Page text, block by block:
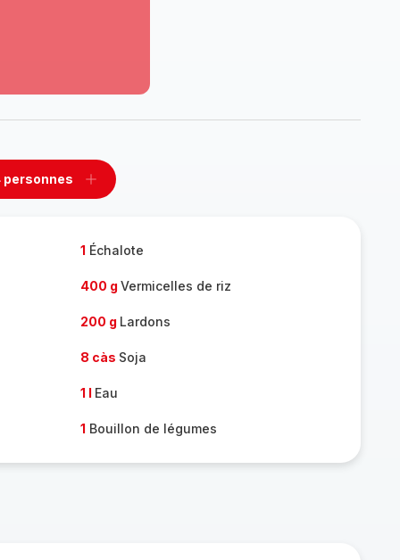
personnes
Ajouter
1 Échalote
400 g Vermicelles de riz
200 g Lardons
8 càs Soja
1 l Eau
1 Bouillon de légumes